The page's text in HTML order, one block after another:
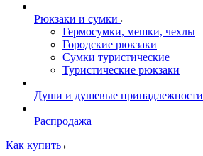
Рюкзаки и сумки
Гермосумки, мешки, чехлы
Городские рюкзаки
Сумки туристические
Туристические рюкзаки
Души и душевые принадлежности
Распродажа
Как купить